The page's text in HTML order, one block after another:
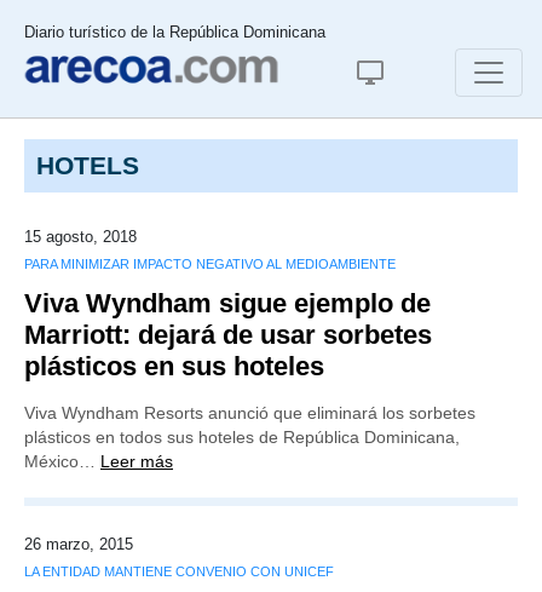
Diario turístico de la República Dominicana
HOTELS
15 agosto, 2018
PARA MINIMIZAR IMPACTO NEGATIVO AL MEDIOAMBIENTE
Viva Wyndham sigue ejemplo de
Marriott: dejará de usar sorbetes
plásticos en sus hoteles
Viva Wyndham Resorts anunció que eliminará los sorbetes
plásticos en todos sus hoteles de República Dominicana,
México… Leer más
26 marzo, 2015
LA ENTIDAD MANTIENE CONVENIO CON UNICEF